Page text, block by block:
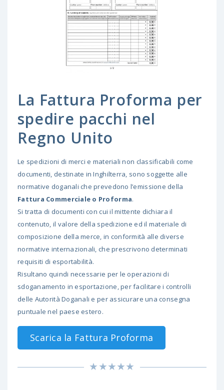
La Fattura Proforma per
spedire pacchi nel
Regno Unito
Le spedizioni di merci e materiali non classificabili come
documenti, destinate in Inghilterra, sono soggette alle
normative doganali che prevedono l’emissione della
Fattura Commerciale o Proforma.
Si tratta di documenti con cui il mittente dichiara il
contenuto, il valore della spedizione ed il materiale di
composizione della merce, in conformità alle diverse
normative internazionali, che prescrivono determinati
requisiti di esportabilità.
Risultano quindi necessarie per le operazioni di
sdoganamento in esportazione, per facilitare i controlli
delle Autorità Doganali e per assicurare una consegna
puntuale nel paese estero.
Scarica la Fattura Proforma